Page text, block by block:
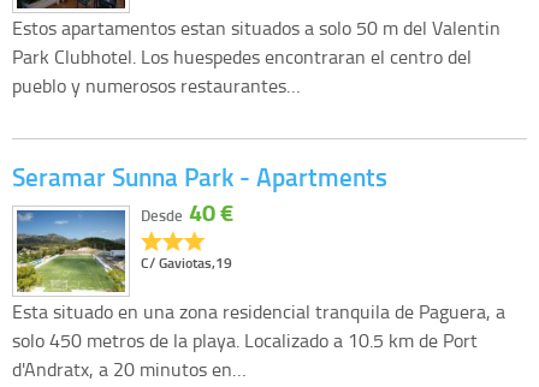
Estos apartamentos estan situados a solo 50 m del Valentin
Park Clubhotel. Los huespedes encontraran el centro del
pueblo y numerosos restaurantes…
Seramar Sunna Park - Apartments
C/ Gaviotas,19
Desde 40 €
Esta situado en una zona residencial tranquila de Paguera, a
solo 450 metros de la playa. Localizado a 10.5 km de Port
d'Andratx, a 20 minutos en…